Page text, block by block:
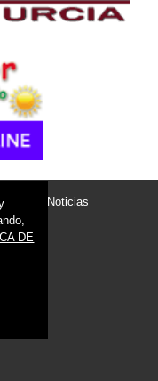
Segura Noticias
DE